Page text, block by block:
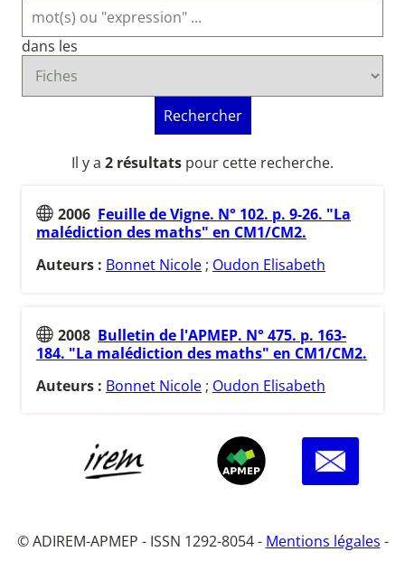
dans les
Rechercher
Il y a 2 résultats pour cette recherche.
2006 Feuille de Vigne. N° 102. p. 9-26. "La
malédiction des maths" en CM1/CM2.
Auteurs : Bonnet Nicole ; Oudon Elisabeth
2008 Bulletin de l'APMEP. N° 475. p. 163-
184. "La malédiction des maths" en CM1/CM2.
Auteurs : Bonnet Nicole ; Oudon Elisabeth
© ADIREM-APMEP - ISSN 1292-8054 - Mentions légales -